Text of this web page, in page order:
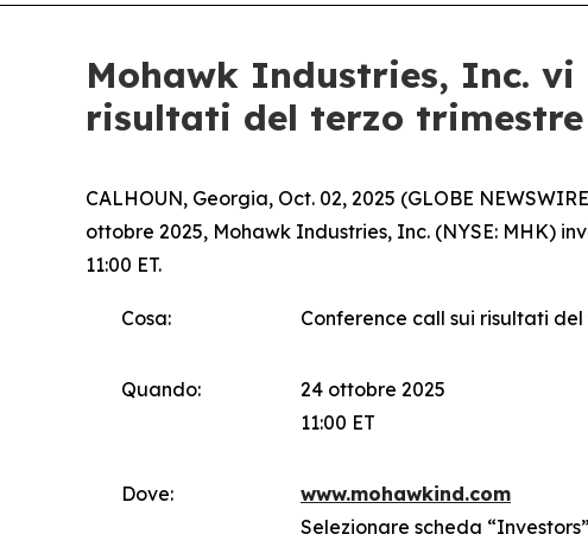
Mohawk Industries, Inc.
risultati del terzo trimestre
CALHOUN, Georgia, Oct. 02, 2025 (GLOBE
ottobre 2025, Mohawk Industries, Inc. (NYSE: MHK)
11:00 ET.
Cosa: Conference call sui risultati
Quando:
24 ottobre 2025
11:00 ET
Dove:
www.mohawkind.com
Selezionare scheda “Investors”